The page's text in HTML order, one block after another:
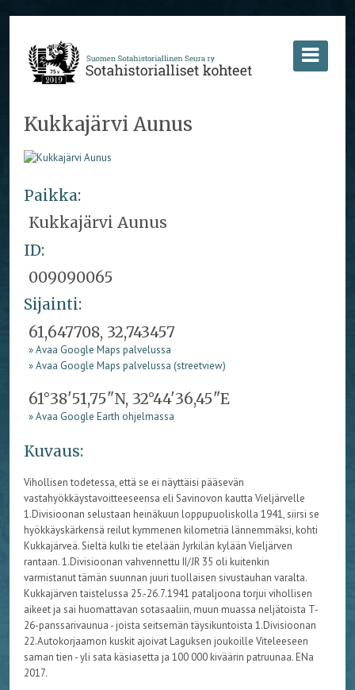
Kukkajärvi Aunus
Paikka:
Kukkajärvi Aunus
ID:
009090065
Sijainti:
61,647708, 32,743457
» Avaa Google Maps palvelussa
» Avaa Google Maps palvelussa (streetview)
61°38'51,75"N, 32°44'36,45"E
» Avaa Google Earth ohjelmassa
Kuvaus:
Vihollisen todetessa, että se ei näyttäisi pääsevän
vastahyökkäystavoitteeseensa eli Savinovon kautta Vieljärvelle
1.Divisioonan selustaan heinäkuun loppupuoliskolla 1941, siirsi se
hyökkäyskärkensä reilut kymmenen kilometriä lännemmäksi, kohti
Kukkajärveä. Sieltä kulki tie etelään Jyrkilän kylään Vieljärven
rantaan. 1.Divisioonan vahvennettu II/JR 35 oli kuitenkin
varmistanut tämän suunnan juuri tuollaisen sivustauhan varalta.
Kukkajärven taistelussa 25.-26.7.1941 pataljoona torjui vihollisen
aikeet ja sai huomattavan sotasaaliin, muun muassa neljätoista T-
26-panssarivaunua - joista seitsemän täysikuntoista 1.Divisioonan
22.Autokorjaamon kuskit ajoivat Laguksen joukoille Viteleeseen
saman tien - yli sata käsiasetta ja 100 000 kiväärin patruunaa. ENa
2017.